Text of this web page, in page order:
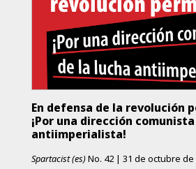
En defensa de la revolución
¡Por una dirección
antiimperialista!
Spartacist (es)No. 42 | 31 de octubre de